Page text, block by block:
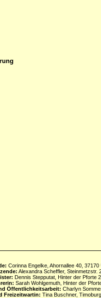
Corinna Engelke, Ahornallee 40,
Alexandra Scheffler, Steinmetzstr.
Dennis Stepputat, Hinter der Pforte
Sarah Wohlgemuth, Hinter der
Öffentlichkeitsarbeit: Charlyn
Freizeitwartin: Tina Buschner,